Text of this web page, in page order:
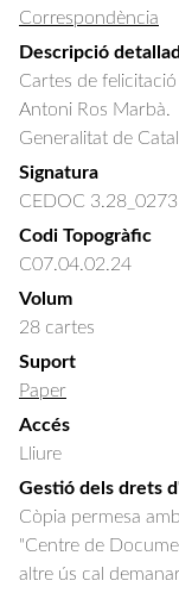
Correspondència
Descripció
Cartes de
Antoni Ros Marbà.
Generalitat de
Signatura
CEDOC 3.28_0273
Codi Topogràfic
C07.04.02.24
Volum
28 cartes
Suport
Paper
Accés
Lliure
Gestió dels drets
Còpia permesa
"Centre de
altre ús cal